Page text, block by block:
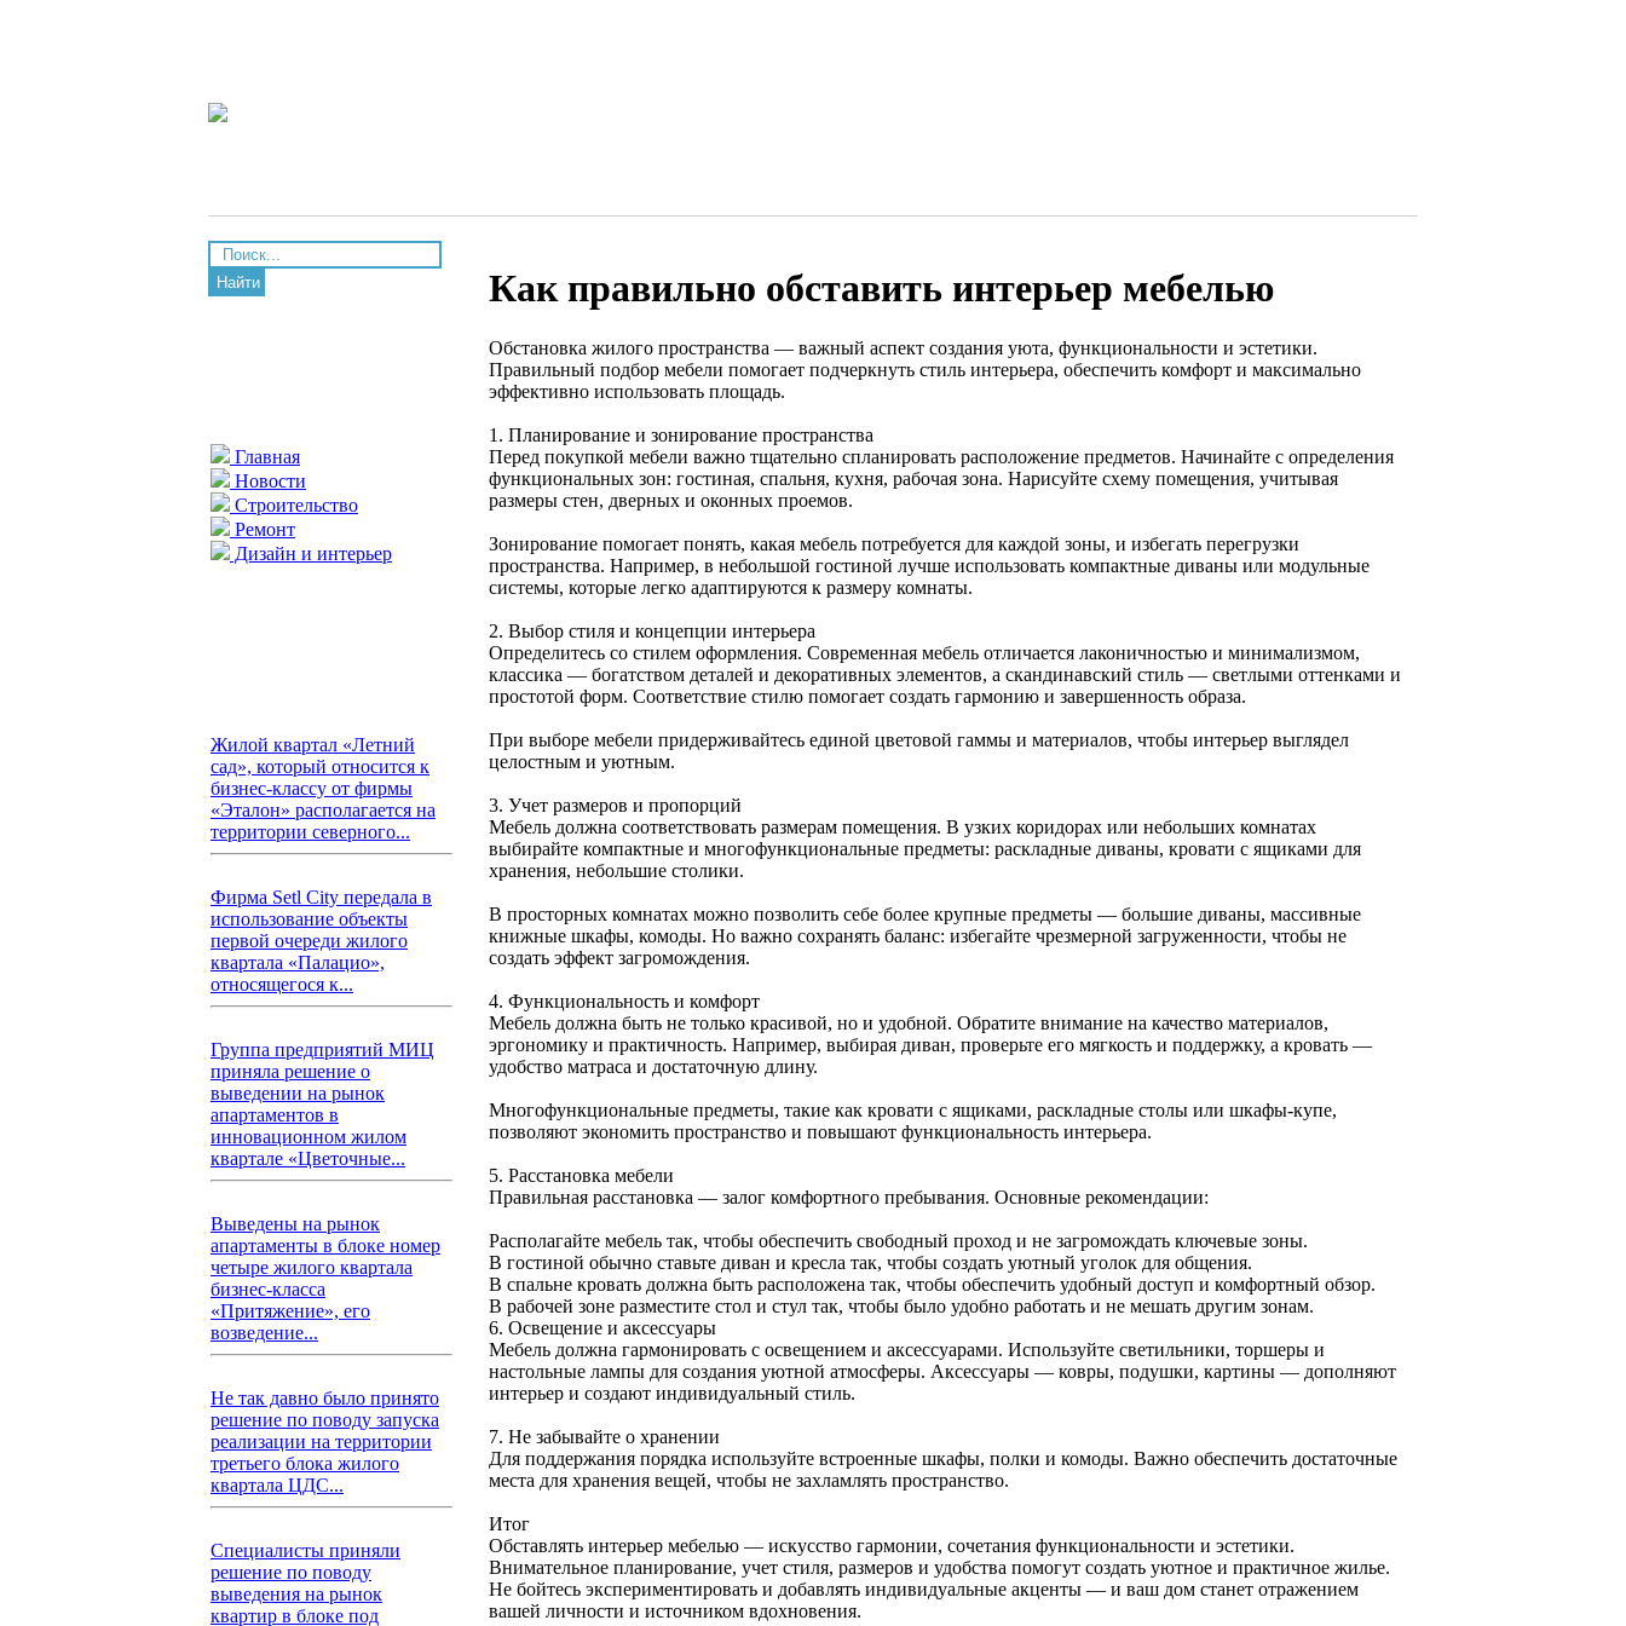
Найти
Главная
Новости
Строительство
Ремонт
Дизайн и интерьер
Жилой квартал «Летний
сад», который относится к
бизнес-классу от фирмы
«Эталон» располагается на
территории северного...
Фирма Setl City передала в
использование объекты
первой очереди жилого
квартала «Палацио»,
относящегося к...
Группа предприятий МИЦ
приняла решение о
выведении на рынок
апартаментов в
инновационном жилом
квартале «Цветочные...
Выведены на рынок
апартаменты в блоке номер
четыре жилого квартала
бизнес-класса
«Притяжение», его
возведение...
Не так давно было принято
решение по поводу запуска
реализации на территории
третьего блока жилого
квартала ЦДС...
Специалисты приняли
решение по поводу
выведения на рынок
квартир в блоке под
Как правильно обставить интерьер мебелью
Обстановка жилого пространства — важный аспект создания уюта, функциональности и эстетики.
Правильный подбор мебели помогает подчеркнуть стиль интерьера, обеспечить комфорт и максимально
эффективно использовать площадь.
1. Планирование и зонирование пространства
Перед покупкой мебели важно тщательно спланировать расположение предметов. Начинайте с определения
функциональных зон: гостиная, спальня, кухня, рабочая зона. Нарисуйте схему помещения, учитывая
размеры стен, дверных и оконных проемов.
Зонирование помогает понять, какая мебель потребуется для каждой зоны, и избегать перегрузки
пространства. Например, в небольшой гостиной лучше использовать компактные диваны или модульные
системы, которые легко адаптируются к размеру комнаты.
2. Выбор стиля и концепции интерьера
Определитесь со стилем оформления. Современная мебель отличается лаконичностью и минимализмом,
классика — богатством деталей и декоративных элементов, а скандинавский стиль — светлыми оттенками и
простотой форм. Соответствие стилю помогает создать гармонию и завершенность образа.
При выборе мебели придерживайтесь единой цветовой гаммы и материалов, чтобы интерьер выглядел
целостным и уютным.
3. Учет размеров и пропорций
Мебель должна соответствовать размерам помещения. В узких коридорах или небольших комнатах
выбирайте компактные и многофункциональные предметы: раскладные диваны, кровати с ящиками для
хранения, небольшие столики.
В просторных комнатах можно позволить себе более крупные предметы — большие диваны, массивные
книжные шкафы, комоды. Но важно сохранять баланс: избегайте чрезмерной загруженности, чтобы не
создать эффект загромождения.
4. Функциональность и комфорт
Мебель должна быть не только красивой, но и удобной. Обратите внимание на качество материалов,
эргономику и практичность. Например, выбирая диван, проверьте его мягкость и поддержку, а кровать —
удобство матраса и достаточную длину.
Многофункциональные предметы, такие как кровати с ящиками, раскладные столы или шкафы-купе,
позволяют экономить пространство и повышают функциональность интерьера.
5. Расстановка мебели
Правильная расстановка — залог комфортного пребывания. Основные рекомендации:
Располагайте мебель так, чтобы обеспечить свободный проход и не загромождать ключевые зоны.
В гостиной обычно ставьте диван и кресла так, чтобы создать уютный уголок для общения.
В спальне кровать должна быть расположена так, чтобы обеспечить удобный доступ и комфортный обзор.
В рабочей зоне разместите стол и стул так, чтобы было удобно работать и не мешать другим зонам.
6. Освещение и аксессуары
Мебель должна гармонировать с освещением и аксессуарами. Используйте светильники, торшеры и
настольные лампы для создания уютной атмосферы. Аксессуары — ковры, подушки, картины — дополняют
интерьер и создают индивидуальный стиль.
7. Не забывайте о хранении
Для поддержания порядка используйте встроенные шкафы, полки и комоды. Важно обеспечить достаточные
места для хранения вещей, чтобы не захламлять пространство.
Итог
Обставлять интерьер мебелью — искусство гармонии, сочетания функциональности и эстетики.
Внимательное планирование, учет стиля, размеров и удобства помогут создать уютное и практичное жилье.
Не бойтесь экспериментировать и добавлять индивидуальные акценты — и ваш дом станет отражением
вашей личности и источником вдохновения.